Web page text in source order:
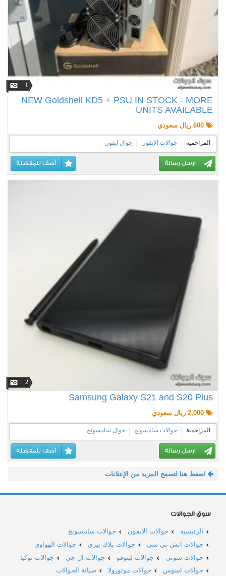
1
NEW Goldshell KD5 + PSU IN STOCK - MORE
UNITS AVAILABLE
600 ريال سعودي
المزاحمية جوالات الايفون جوال ايفون
ارسل رسالة أضف للمفضلة
2
Samsung Galaxy S21 and S20 Plus
2,000 ريال سعودي
المزاحمية جوالات سامسونج جوال سامسونج
ارسل رسالة أضف للمفضلة
اضغط هنا لتصفح المزيد من الإعلانات
سوق الجوالات
الرئيسية جوالات الايفون
جوالات سامسونج
جوالات اتش تي سي
جوالات بلاك بيري
جوالات الهواوي
جوالات سوني
جوالات لينوفو جوالات ال جي
جوالات نوكيا
جوالات اسوس
جوالات موتورولا صيانة الجوالات